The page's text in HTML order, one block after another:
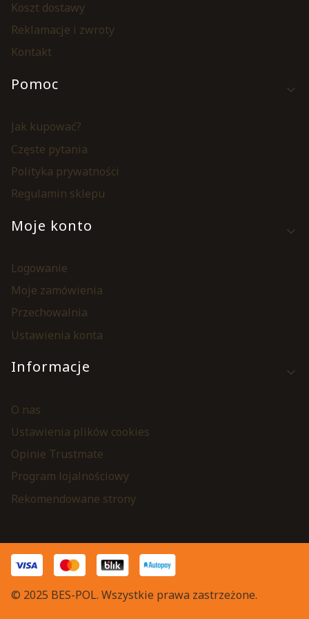
Koszt dostawy
Reklamacje i zwroty
Kontakt
Pomoc
Jak kupować?
Częste pytania
Polityka prywatności
Regulamin sklepu
Moje konto
Logowanie
Moje zamówienia
Przechowalnia
Ustawienia konta
Informacje
O nas
Ustawienia plików cookies
Opinie Trustmate
Program lojalnościowy
Rekomendowane strony
© 2025 BES-POL. Wszystkie prawa zastrzeżone.